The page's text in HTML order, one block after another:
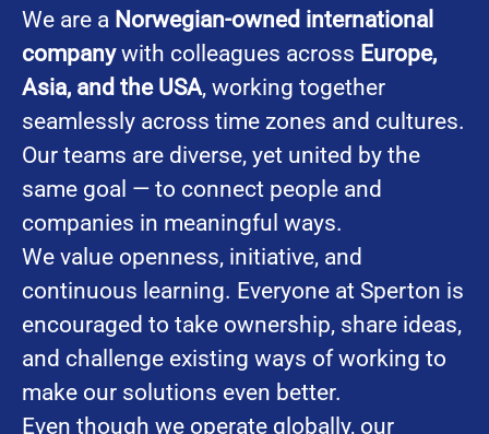
We are a Norwegian-owned international
companywith colleagues across Europe,
Asia, and the USA, working together
seamlessly across time zones and cultures.
Our teams are diverse, yet united by the
same goal — to connect people and
companies in meaningful ways.
We value openness, initiative, and
continuous learning. Everyone at Sperton is
encouraged to take ownership, share ideas,
and challenge existing ways of working to
make our solutions even better.
Even though we operate globally, our